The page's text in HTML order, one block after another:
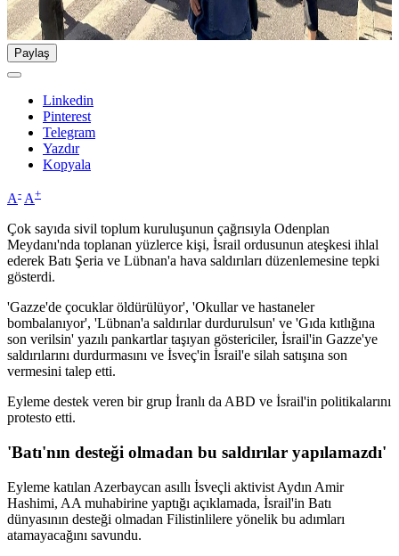
Paylaş
Linkedin
Pinterest
Telegram
Yazdır
Kopyala
A- A+
Çok sayıda sivil toplum kuruluşunun çağrısıyla Odenplan
Meydanı'nda toplanan yüzlerce kişi, İsrail ordusunun ateşkesi ihlal
ederek Batı Şeria ve Lübnan'a hava saldırıları düzenlemesine tepki
gösterdi.
'Gazze'de çocuklar öldürülüyor', 'Okullar ve hastaneler
bombalanıyor', 'Lübnan'a saldırılar durdurulsun' ve 'Gıda kıtlığına
son verilsin' yazılı pankartlar taşıyan göstericiler, İsrail'in Gazze'ye
saldırılarını durdurmasını ve İsveç'in İsrail'e silah satışına son
vermesini talep etti.
Eyleme destek veren bir grup İranlı da ABD ve İsrail'in politikalarını
protesto etti.
'Batı'nın desteği olmadan bu saldırılar yapılamazdı'
Eyleme katılan Azerbaycan asıllı İsveçli aktivist Aydın Amir
Hashimi, AA muhabirine yaptığı açıklamada, İsrail'in Batı
dünyasının desteği olmadan Filistinlilere yönelik bu adımları
atamayacağını savundu.